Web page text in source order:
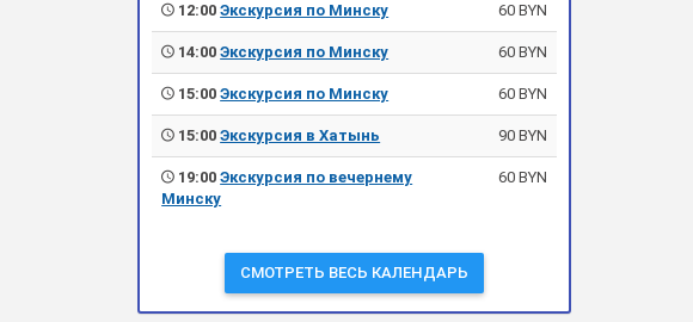
12:00Экскурсия по Минску 60 BYN
14:00Экскурсия по Минску 60 BYN
15:00Экскурсия по Минску 60 BYN
15:00Экскурсия в Хатынь 90 BYN
19:00Экскурсия по вечернему
Минску
60 BYN
СМОТРЕТЬ ВЕСЬ КАЛЕНДАРЬ